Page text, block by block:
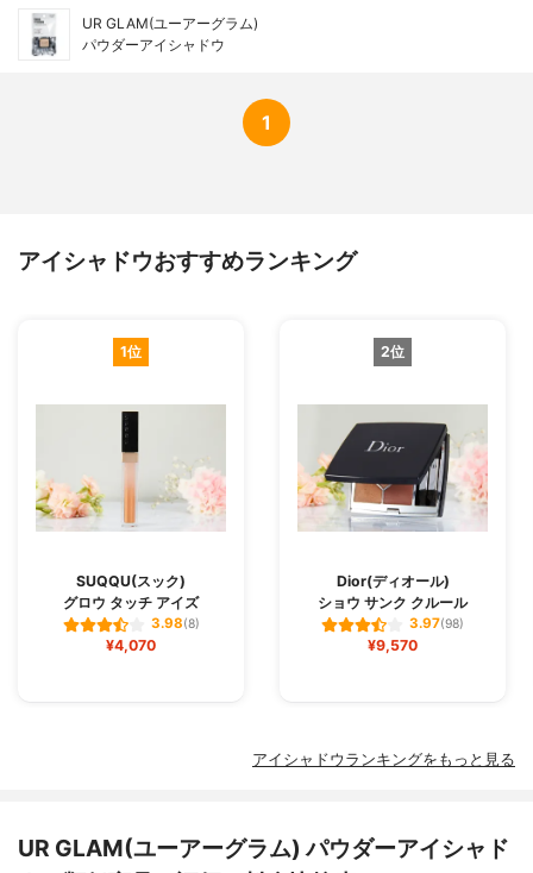
UR GLAM(ユーアーグラム)
パウダーアイシャドウ
1
アイシャドウおすすめランキング
1位
SUQQU(スック)
グロウ タッチ アイズ
3.98(8)
¥4,070
2位
Dior(ディオール)
ショウ サンク クルール
3.97(98)
¥9,570
アイシャドウランキングをもっと見る
UR GLAM(ユーアーグラム) パウダーアイシャド